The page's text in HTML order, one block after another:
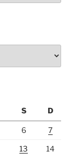
S D
6 7
13 14